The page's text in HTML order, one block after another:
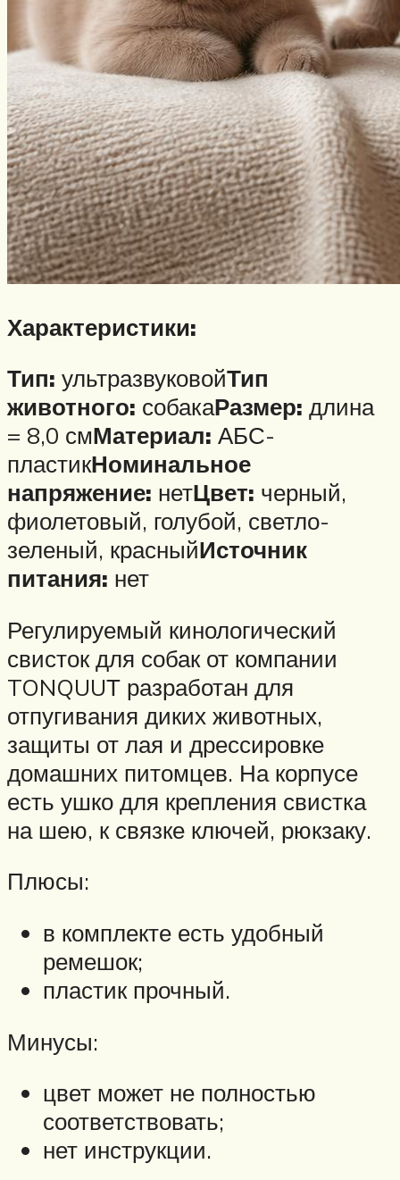
Характеристики:
Тип: ультразвуковойТип
животного: собакаРазмер: длина
= 8,0 смМатериал: АБС-
пластикНоминальное
напряжение: нетЦвет: черный,
фиолетовый, голубой, светло-
зеленый, красныйИсточник
питания: нет
Регулируемый кинологический
свисток для собак от компании
TONQUUТ разработан для
отпугивания диких животных,
защиты от лая и дрессировке
домашних питомцев. На корпусе
есть ушко для крепления свистка
на шею, к связке ключей, рюкзаку.
Плюсы:
в комплекте есть удобный
ремешок;
пластик прочный.
Минусы:
цвет может не полностью
соответствовать;
нет инструкции.